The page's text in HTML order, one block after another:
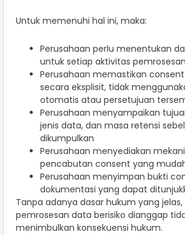
Untuk memenuhi hal ini, maka:
Perusahaan perlu menentukan
untuk setiap aktivitas
Perusahaan memastikan
secara eksplisit, tidak
otomatis atau persetujuan
Perusahaan menyampaikan
jenis data, dan masa retensi
dikumpulkan
Perusahaan menyediakan
pencabutan consent yang
Perusahaan menyimpan bukti
dokumentasi yang dapat
Tanpa adanya dasar hukum yang
pemrosesan data berisiko dianggap
menimbulkan konsekuensi hukum.